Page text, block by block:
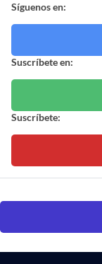
Síguenos en:
Suscríbete en:
Suscríbete: